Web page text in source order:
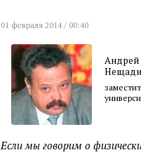
01 февраля 2014 / 00:40
Андрей
Если мы говорим о